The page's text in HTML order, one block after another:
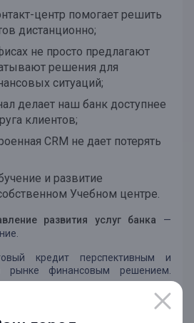
центр помогает решить
дистанционно;
не просто предлагают
решения для
ситуаций;
делает наш банк доступнее
клиентов;
CRM не дает потерять
и развитие
Учебном центре.
развития услуг банка —
кредит перспективным и
рынке финансовым решением.
кредита, заемщику становятся
крупные суммы на срок до 20
процентной ставкой ниже средней